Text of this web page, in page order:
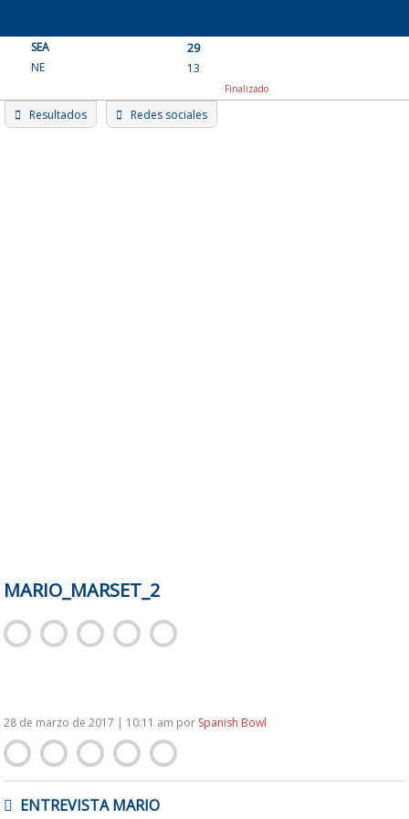
content
SEA
29
NE
13
Finalizado
Resultados Redes sociales
MARIO_MARSET_2
28 de marzo de 2017 | 10:11 am por Spanish Bowl
DEENTREVISTA MARIO